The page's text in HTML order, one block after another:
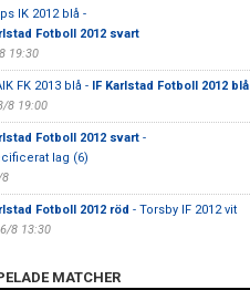
IK 2012 blå -
Fotboll 2012 svart
19:30
FK 2013 blå - IF Karlstad Fotboll 2012 blå
8 19:00
Fotboll 2012 svart-
lag (6)
8
Fotboll 2012 röd - Torsby IF 2012 vit
8 13:30
MATCHER